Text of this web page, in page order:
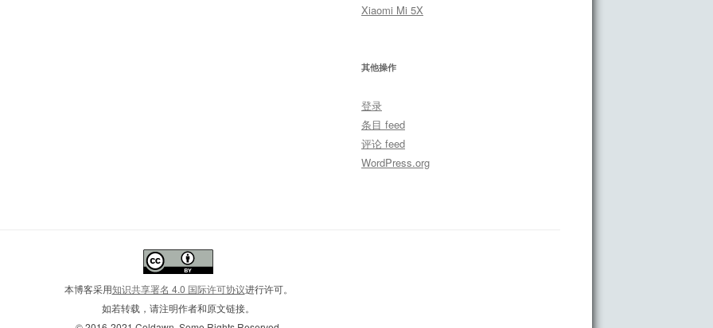
Xiaomi Mi 5X
其他操作
登录
条目 feed
评论 feed
WordPress.org
本博客采用知识共享署名 4.0 国际许可协议进行许可。
如若转载，请注明作者和原文链接。